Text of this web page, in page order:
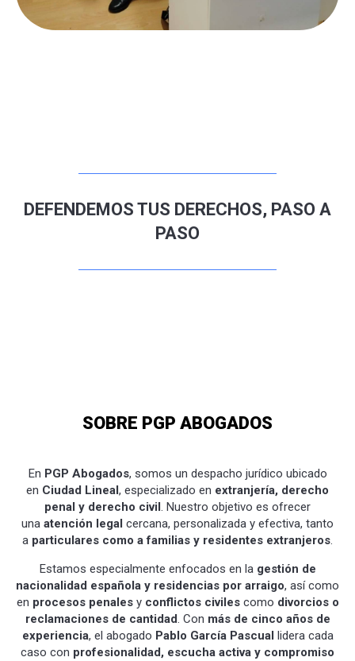
DEFENDEMOS TUS DERECHOS, PASO A
PASO
SOBRE PGP ABOGADOS
En PGP Abogados, somos un despacho jurídico ubicado
en Ciudad Lineal , especializado en extranjería, derecho
penal y derecho civil . Nuestro objetivo es ofrecer
una atención legal cercana, personalizada y efectiva, tanto
a particulares como a familias y residentes extranjeros.
Estamos especialmente enfocados en la gestión de
nacionalidad española y residencias por arraigo, así como
en procesos penalesy conflictos civilescomo divorcios o
reclamaciones de cantidad. Con más de cinco años de
experiencia, el abogado Pablo García Pascual
lidera cada
caso con profesionalidad, escucha activa y compromiso